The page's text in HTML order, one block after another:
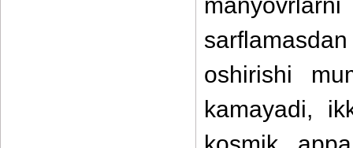
oshirishi
kamayadi,